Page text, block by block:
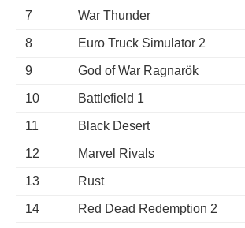
7 War Thunder
8 Euro Truck Simulator 2
9 God of War Ragnarök
10 Battlefield 1
11 Black Desert
12 Marvel Rivals
13 Rust
14 Red Dead Redemption 2